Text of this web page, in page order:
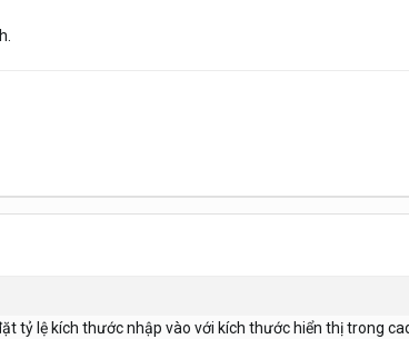
tỷ lệ kích thước nhập vào với kích thước hiển thị trong